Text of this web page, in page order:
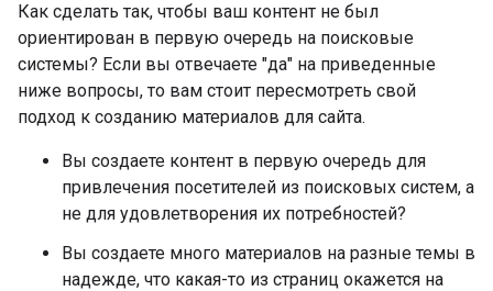
Как сделать так, чтобы ваш контент не был
ориентирован в первую очередь на поисковые
системы? Если вы отвечаете "да" на приведенные
ниже вопросы, то вам стоит пересмотреть свой
подход к созданию материалов для сайта.
Вы создаете контент в первую очередь для
привлечения посетителей из поисковых систем, а
не для удовлетворения их потребностей?
Вы создаете много материалов на разные темы в
надежде, что какая-то из страниц окажется на